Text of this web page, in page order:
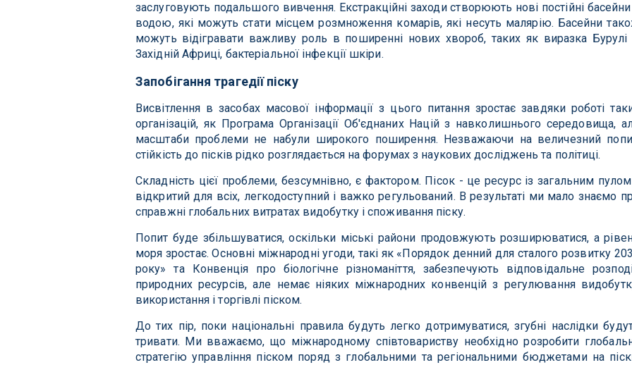
заслуговують подальшого вивчення. Екстракційні заходи створюють нові постійні
водою, які можуть стати місцем розмноження комарів, які несуть малярію. Басейни
можуть відігравати важливу роль в поширенні нових хвороб, таких як виразка Бурулі
Західній Африці, бактеріальної інфекції шкіри.
Запобігання трагедії піску
Висвітлення в засобах масової інформації з цього питання зростає завдяки роботі
організацій, як Програма Організації Об'єднаних Націй з навколишнього середовища,
масштаби проблеми не набули широкого поширення. Незважаючи на величезний
стійкість до пісків рідко розглядається на форумах з наукових досліджень та політиці.
Складність цієї проблеми, безсумнівно, є фактором. Пісок - це ресурс із загальним
відкритий для всіх, легкодоступний і важко регульований. В результаті ми мало знаємо
справжні глобальних витратах видобутку і споживання піску.
Попит буде збільшуватися, оскільки міські райони продовжують розширюватися, а
моря зростає. Основні міжнародні угоди, такі як «Порядок денний для сталого розвитку
року» та Конвенція про біологічне різноманіття, забезпечують відповідальне
природних ресурсів, але немає ніяких міжнародних конвенцій з регулювання
використання і торгівлі піском.
До тих пір, поки національні правила будуть легко дотримуватися, згубні наслідки
тривати. Ми вважаємо, що міжнародному співтовариству необхідно розробити
стратегію управління піском поряд з глобальними та регіональними бюджетами на